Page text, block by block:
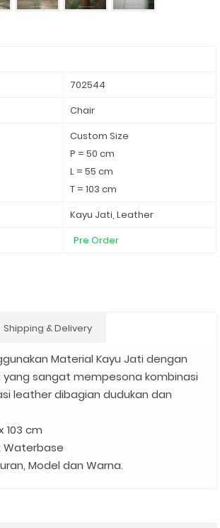
702544
Chair
Custom Size
P = 50 cm
L = 55 cm
T = 103 cm
Kayu Jati, Leather
Pre Order
Shipping & Delivery
Material Kayu Jati dengan
yang sangat mempesona kombinasi
leather dibagian dudukan dan
103 cm
Waterbase
Model dan Warna.